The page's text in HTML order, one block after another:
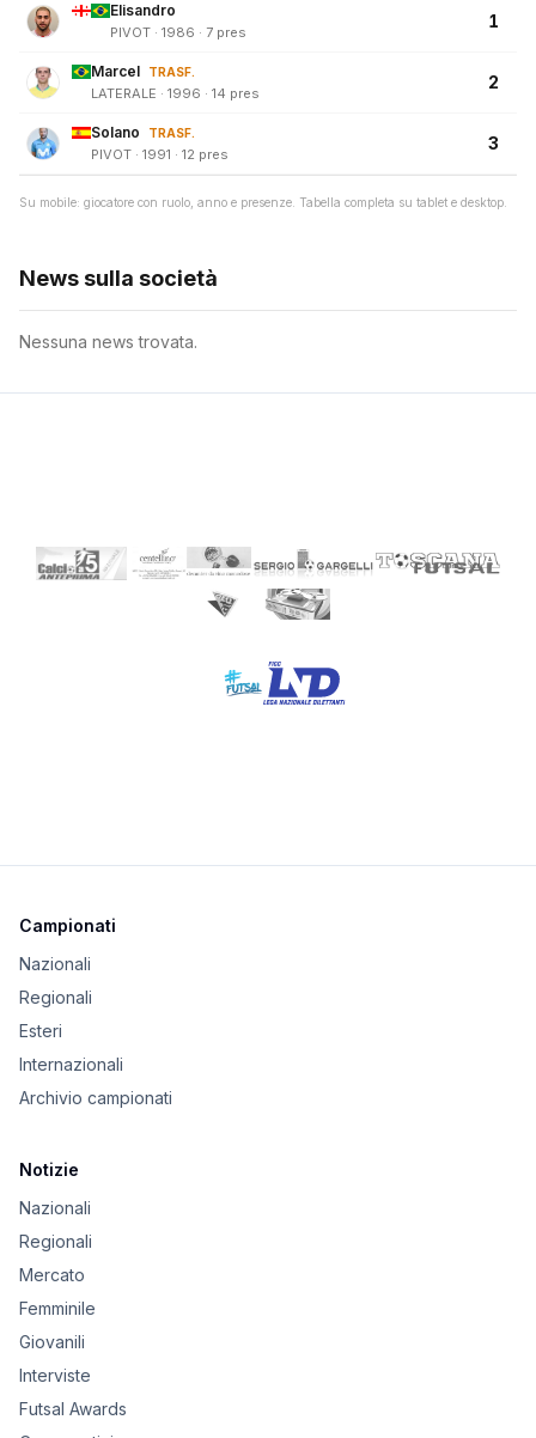
Elisandro
PIVOT · 1986 · 7 pres
1
Marcel TRASF.
LATERALE · 1996 · 14 pres
2
Solano TRASF.
PIVOT · 1991 · 12 pres
3
Su mobile: giocatore con ruolo, anno e presenze. Tabella completa su tablet e desktop.
News sulla società
Nessuna news trovata.
Campionati
Nazionali
Regionali
Esteri
Internazionali
Archivio campionati
Notizie
Nazionali
Regionali
Mercato
Femminile
Giovanili
Interviste
Futsal Awards